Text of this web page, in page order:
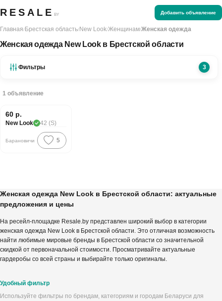
RESALE BY Добавить объявление
Главная/Брестская область/New Look/Женщинам/Женская одежда
Женская одежда New Look в Брестской области
Фильтры 3
1 объявление
60 р.
New Look 42 (S)
Барановичи 5
Женская одежда New Look в Брестской области: актуальные
предложения и цены
На ресейл-площадке Resale.by представлен широкий выбор в категории
женская одежда New Look в Брестской области. Это отличная возможность
найти любимые мировые бренды в Брестской области со значительной
скидкой от первоначальной стоимости. Просматривайте актуальные
гардеробы со всей страны и выбирайте только оригиналы.
Удобный фильтр
Используйте фильтры по брендам, категориям и городам Беларуси для